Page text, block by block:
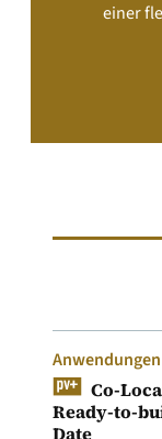
einer
Co-
Ready-to-
Date